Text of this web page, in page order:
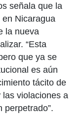
señala que la
Nicaragua
la nueva
“Esta
que ya se
es aún
tácito de
las violaciones a
perpetrado”.